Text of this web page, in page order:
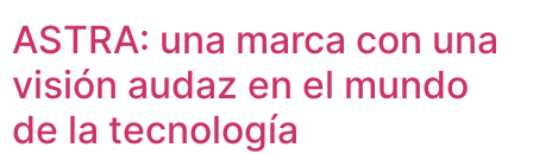
ASTRA: una marca con una
visión audaz en el mundo
de la tecnología